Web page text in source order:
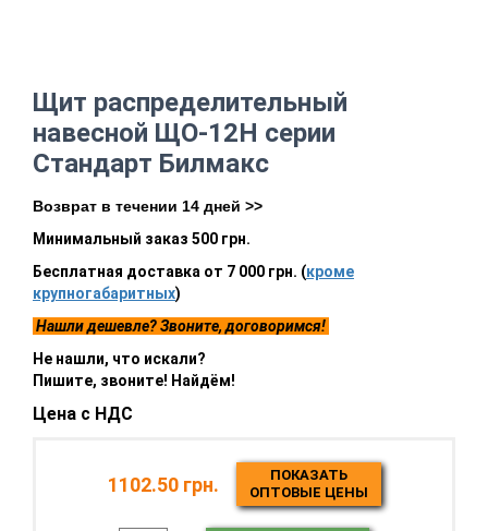
Щит распределительный
навесной ЩО-12Н серии
Стандарт Билмакс
Возврат в течении 14 дней >>
Минимальный заказ 500 грн.
Бесплатная доставка от 7 000 грн. (кроме
крупногабаритных)
Нашли дешевле? Звоните, договоримся!
Не нашли, что искали?
Пишите, звоните! Найдём!
Цена с НДС
1102.50 грн.
ПОКАЗАТЬ
ОПТОВЫЕ ЦЕНЫ